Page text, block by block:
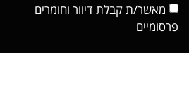
מאשר/ת קבלת דיוור וחומרים
פרסומיים